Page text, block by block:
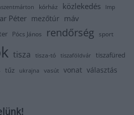
kórház közlekedés lmp
Péter mezőtúr máv
Pócs János rendőrség sport
tisza tisza-tó tiszaföldvár tiszafüred
tűz ukrajna vasút vonat választás